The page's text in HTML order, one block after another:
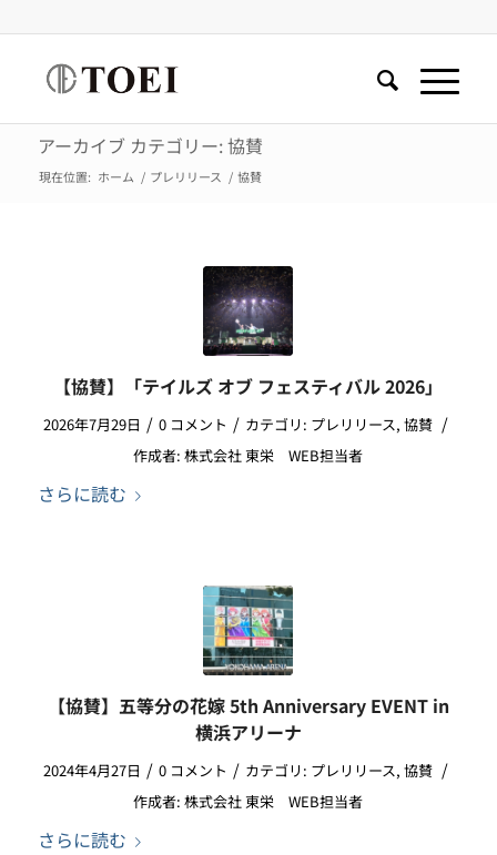
アーカイブ カテゴリー: 協賛
現在位置: ホーム / プレリリース / 協賛
【協賛】「テイルズ オブ フェスティバル 2026」
2026年7月29日 / 0 コメント / カテゴリ: プレリリース, 協賛 /
作成者:株式会社 東栄 WEB担当者
さらに読む
【協賛】五等分の花嫁 5th Anniversary EVENT in
横浜アリーナ
2024年4月27日 / 0 コメント / カテゴリ: プレリリース, 協賛 /
作成者:株式会社 東栄 WEB担当者
さらに読む